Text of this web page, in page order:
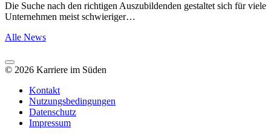
Die Suche nach den richtigen Auszubildenden gestaltet sich für viele
Unternehmen meist schwieriger…
Alle News
© 2026 Karriere im Süden
Kontakt
Nutzungsbedingungen
Datenschutz
Impressum